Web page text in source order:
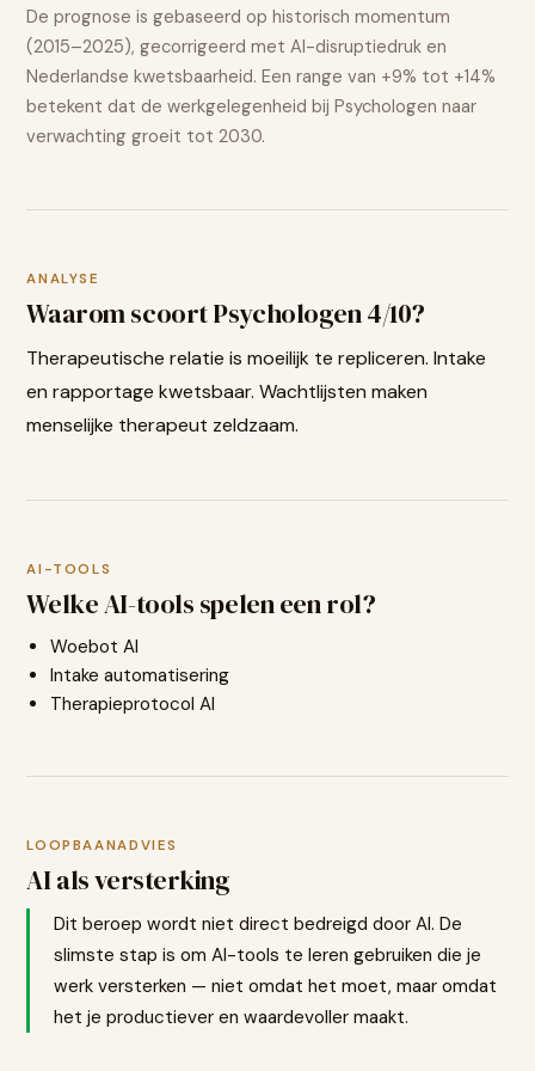
De prognose is gebaseerd op historisch momentum
(2015–2025), gecorrigeerd met AI-disruptiedruk en
Nederlandse kwetsbaarheid. Een range van +9% tot +14%
betekent dat de werkgelegenheid bijPsychologen naar
verwachtinggroeit tot 2030.
ANALYSE
Waarom scoortPsychologen4/10?
Therapeutische relatie is moeilijk te repliceren. Intake
en rapportage kwetsbaar. Wachtlijsten maken
menselijke therapeut zeldzaam.
AI-TOOLS
Welke AI-tools spelen een rol?
Woebot AI
Intake automatisering
Therapieprotocol AI
LOOPBAANADVIES
AI als versterking
Dit beroep wordt niet direct bedreigd door AI. De
slimste stap is om AI-tools te leren gebruiken die je
werk versterken — niet omdat het moet, maar omdat
het je productiever en waardevoller maakt.